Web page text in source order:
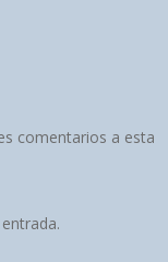
comentarios a esta